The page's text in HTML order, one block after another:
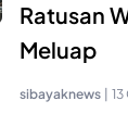
Ratusan
Meluap
sibayaknews